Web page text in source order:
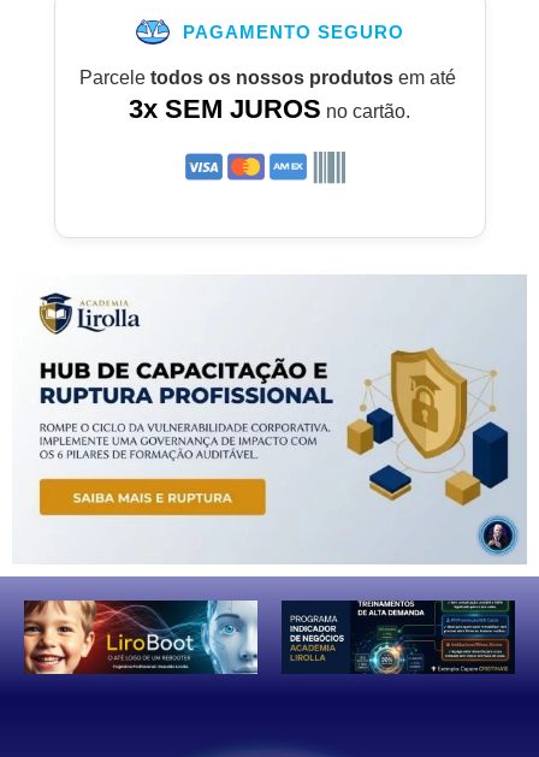
PAGAMENTO SEGURO
Parcele todos os nossos produtosem até
3x SEM JUROS no cartão.